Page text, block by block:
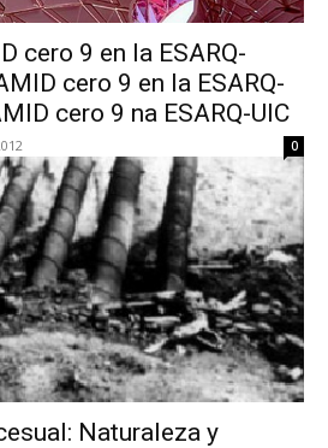
cero 9 en la ESARQ-
cero 9 en la ESARQ-
cero 9 na ESARQ-UIC
0
Naturaleza y